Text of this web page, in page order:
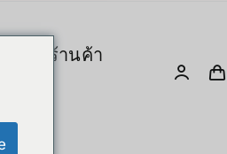
Computing
ร้านค้า